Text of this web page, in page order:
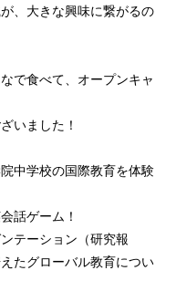
、大きな興味に繋がるの
で食べて、オープンキャ
いました！
中学校の国際教育を体験
話ゲーム！
テーション（研究報
たグローバル教育につい